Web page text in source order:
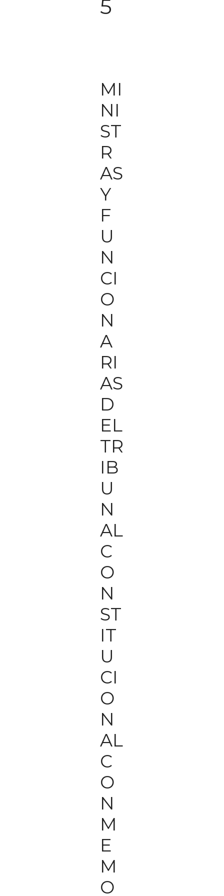
5
MI
NI
ST
R
AS
Y
F
U
N
CI
O
N
A
RI
AS
D
EL
TR
IB
U
N
AL
C
O
N
ST
IT
U
CI
O
N
AL
C
O
N
M
E
M
O